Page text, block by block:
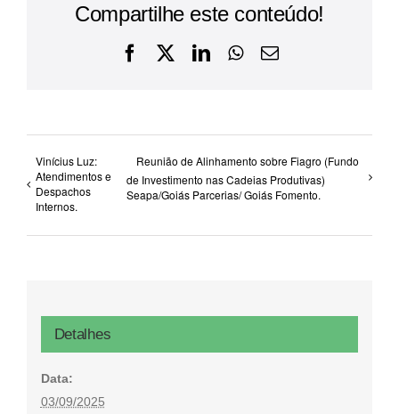
Compartilhe este conteúdo!
Facebook
X LinkedInWhatsApp
E-
Vinícius Luz:
Atendimentos e
Despachos
Internos.
Reunião de Alinhamento sobre Fiagro (Fundo
de Investimento nas Cadeias Produtivas)
Seapa/Goiás Parcerias/ Goiás Fomento.
Detalhes
Data:
03/09/2025